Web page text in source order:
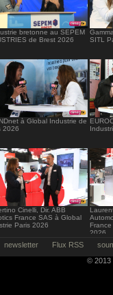
bretonne au SEPEM
de Brest 2026
SITL
à Global Industrie de
2026
Cinelli, Dir. ABB
France SAS à Global
Paris 2026
2026
newsletter Flux RSS
© 2013